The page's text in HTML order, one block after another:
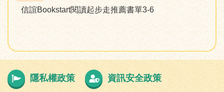
信誼Bookstart閱讀起步走推薦書單3-6
隱私權政策 資訊安全政策